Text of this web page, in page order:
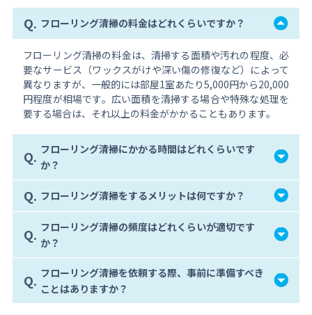
Q. フローリング清掃の料金はどれくらいですか？
フローリング清掃の料金は、清掃する面積や汚れの程度、必
要なサービス（ワックスがけや深い傷の修復など）によって
異なりますが、一般的には部屋1室あたり5,000円から20,000
円程度が相場です。広い面積を清掃する場合や特殊な処理を
要する場合は、それ以上の料金がかかることもあります。
Q. フローリング清掃にかかる時間はどれくらいです
か？
Q. フローリング清掃をするメリットは何ですか？
Q. フローリング清掃の頻度はどれくらいが適切です
か？
Q. フローリング清掃を依頼する際、事前に準備すべき
ことはありますか？